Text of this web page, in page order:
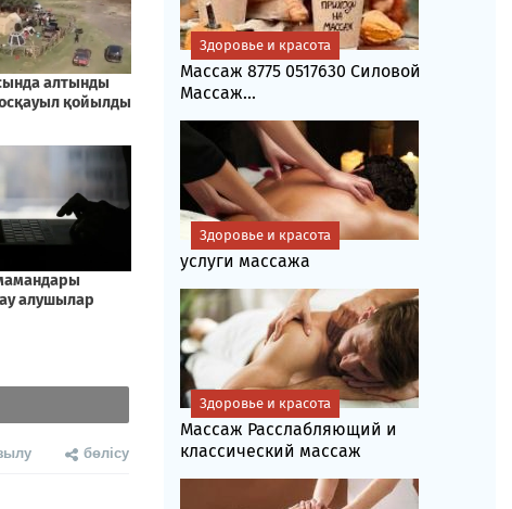
бөлісу
Массаж 8775 0517630 Силовой
Массаж...
Здоровье и красота
услуги массажа
Здоровье и красота
Массаж Расслабляющий и
классический массаж
Здоровье и красота